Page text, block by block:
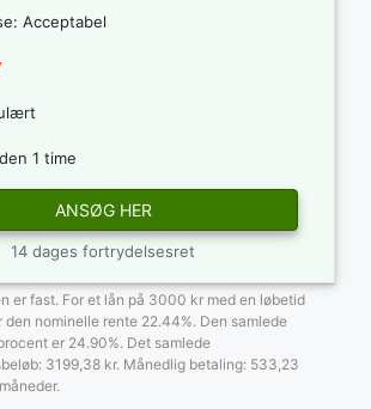
Acceptabel
1 time
ANSØG HER
14 dages fortrydelsesret
er fast. For et lån på 3000 kr med en løbetid
den nominelle rente 22.44%. Den samlede
er 24.90%. Det samlede
3199,38 kr. Månedlig betaling: 533,23